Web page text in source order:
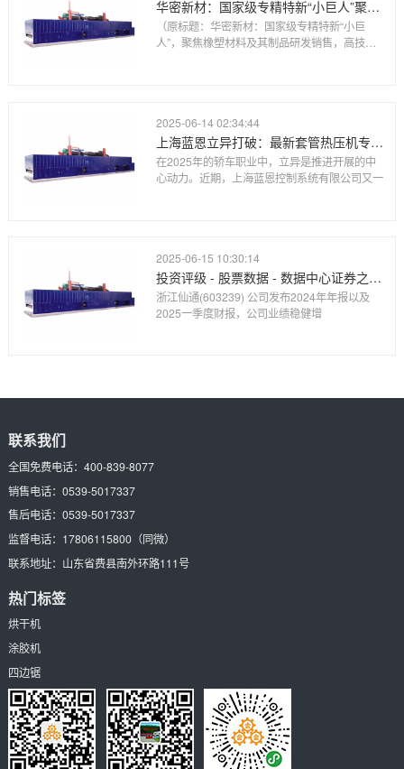
华密新材：国家级专精特新“小巨人”聚焦橡塑材料及其制品研发销售高技术水平进入航空、高铁领域
（原标题：华密新材：国家级专精特新“小巨
人”，聚焦橡塑材料及其制品研发销售，高技术
2025-06-14 02:34:44
上海蓝恩立异打破：最新套管热压机专利助力轿车制作业
在2025年的轿车职业中，立异是推进开展的中
心动力。近期，上海蓝恩控制系统有限公司又一
2025-06-15 10:30:14
投资评级 - 股票数据 - 数据中心证券之星-提炼精华 解开财富密码
浙江仙通(603239) 公司发布2024年年报以及
2025一季度财报，公司业绩稳健增
联系我们
全国免费电话： 400-839-8077
销售电话： 0539-5017337
售后电话： 0539-5017337
监督电话： 17806115800（同微）
联系地址： 山东省费县南外环路111号
热门标签
烘干机
涂胶机
四边锯